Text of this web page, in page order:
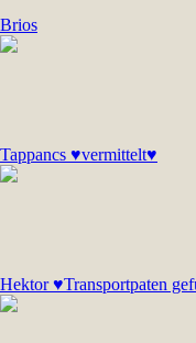
Brios
Tappancs ♥vermittelt♥
Hektor ♥Transportpaten